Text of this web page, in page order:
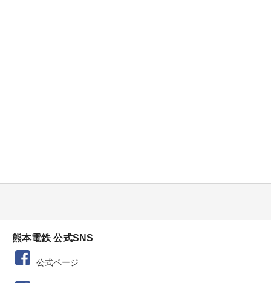
熊本電鉄 公式SNS
公式ページ